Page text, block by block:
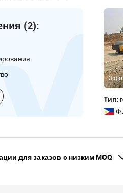
(2):
3
Тип:
для заказов с низким MOQ